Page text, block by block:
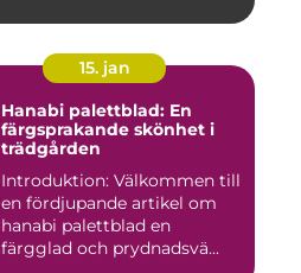
15. jan
Hanabi palettblad: En
färgsprakande skönhet i
trädgården
Introduktion: Välkommen till
en fördjupande artikel om
hanabi palettblad en
färgglad och prydnadsvä...